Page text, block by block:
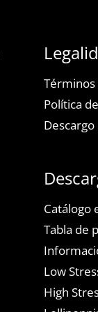
Términos
Política
Catálogo
Tabla de
Low
High